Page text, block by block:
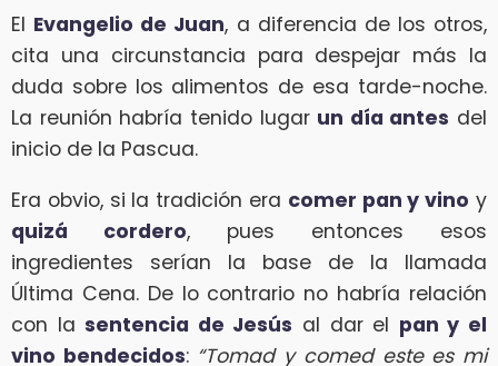
El Evangelio de Juan, a diferencia de los otros,
cita una circunstancia para despejar más la
duda sobre los alimentos de esa tarde-noche.
La reunión habría tenido lugar un día antes del
inicio de la Pascua.
Era obvio, si la tradición era comer pan y vino y
quizá cordero, pues entonces esos
ingredientes serían la base de la llamada
Última Cena. De lo contrario no habría relación
con lasentencia de Jesús al dar el pan y el
vino bendecidos: “Tomad y comed este es mi